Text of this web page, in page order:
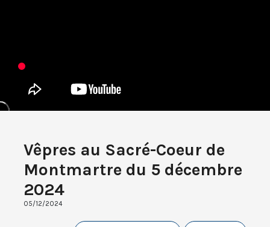
Vêpres au Sacré-Coeur de
Montmartre du 5 décembre
2024
05/12/2024